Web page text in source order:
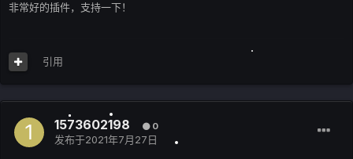
非常好的插件，支持一下！
引用
1573602198 0
发布于2021年7月27日